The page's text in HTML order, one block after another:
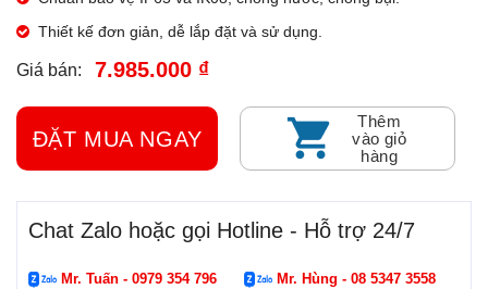
Thiết kế đơn giản, dễ lắp đặt và sử dụng.
Giá bán: 7.985.000 ₫
ĐẶT MUA NGAY
Thêm
vào giỏ
hàng
Chat Zalo hoặc gọi Hotline - Hỗ trợ 24/7
Mr. Tuấn - 0979 354 796 Mr. Hùng - 08 5347 3558